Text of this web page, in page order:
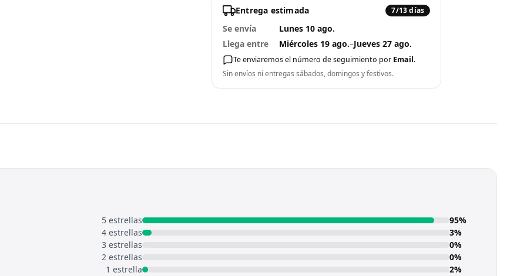
Entrega estimada 7/13 días
Se envía
Lunes 10 ago.
Llega entre
Miércoles 19 ago.–Jueves 27 ago.
Te enviaremos el número de seguimiento por Email.
Sin envíos ni entregas sábados, domingos y festivos.
5 estrellas
95%
4 estrellas
3%
3 estrellas
0%
2 estrellas
0%
1 estrella
2%